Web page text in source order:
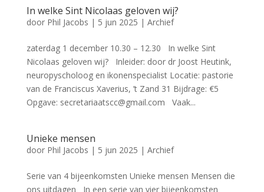
In welke Sint Nicolaas geloven wij?
door Phil Jacobs | 5 jun 2025 | Archief
zaterdag 1 december 10.30 – 12.30 In welke Sint
Nicolaas geloven wij? Inleider: door dr Joost Heutink,
neuropyscholoog en ikonenspecialist Locatie: pastorie
van de Franciscus Xaverius, ’t Zand 31 Bijdrage: €5
Opgave: secretariaatscc@gmail.com Vaak...
Unieke mensen
door Phil Jacobs | 5 jun 2025 | Archief
Serie van 4 bijeenkomsten Unieke mensen Mensen die
ons uitdagen In een serie van vier bijeenkomsten